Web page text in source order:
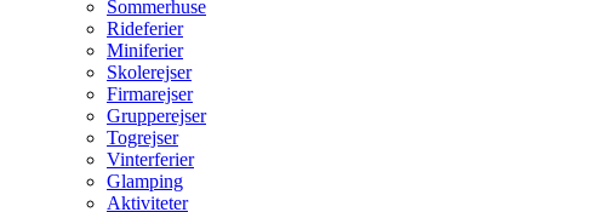
Sommerhuse
Rideferier
Miniferier
Skolerejser
Firmarejser
Grupperejser
Togrejser
Vinterferier
Glamping
Aktiviteter